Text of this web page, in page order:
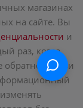
магазинах
на сайте. Вы
и
раз, когда
связи